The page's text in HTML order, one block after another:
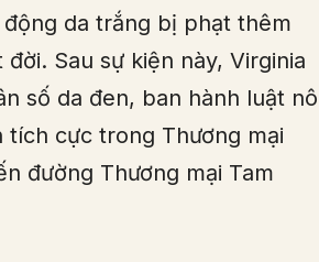
da trắng bị phạt thêm
Sau sự kiện này, Virginia
số da đen, ban hành luật nô
tích cực trong Thương mại
đường Thương mại Tam